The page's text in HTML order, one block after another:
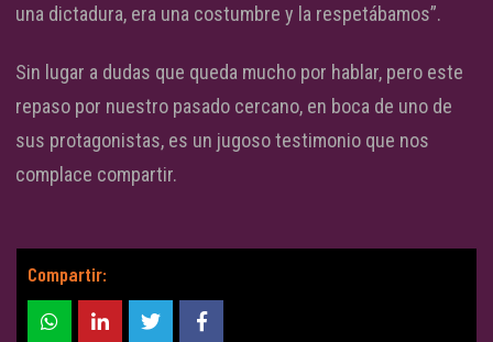
una dictadura, era una costumbre y la respetábamos”.
Sin lugar a dudas que queda mucho por hablar, pero este
repaso por nuestro pasado cercano, en boca de uno de
sus protagonistas, es un jugoso testimonio que nos
complace compartir.
Compartir: